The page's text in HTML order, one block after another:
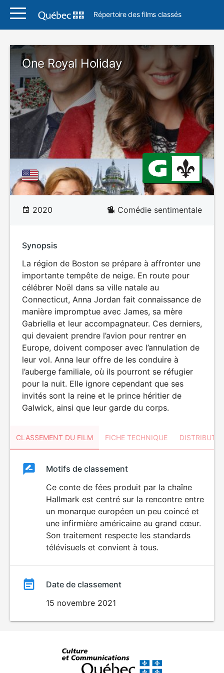
Répertoire des films classés
One Royal Holiday
2020 Comédie sentimentale
Synopsis
La région de Boston se prépare à affronter une
importante tempête de neige. En route pour
célébrer Noël dans sa ville natale au
Connecticut, Anna Jordan fait connaissance de
manière impromptue avec James, sa mère
Gabriella et leur accompagnateur. Ces derniers,
qui devaient prendre l’avion pour rentrer en
Europe, doivent composer avec l’annulation de
leur vol. Anna leur offre de les conduire à
l’auberge familiale, où ils pourront se réfugier
pour la nuit. Elle ignore cependant que ses
invités sont la reine et le prince héritier de
Galwick, ainsi que leur garde du corps.
CLASSEMENT DU FILM FICHE TECHNIQUE
ClassementClassement
Motifs de classement
Ce conte de fées produit par la chaîne
Hallmark est centré sur la rencontre entre
un monarque européen un peu coincé et
une infirmière américaine au grand cœur.
Son traitement respecte les standards
télévisuels et convient à tous.
Date de classement
15 novembre 2021